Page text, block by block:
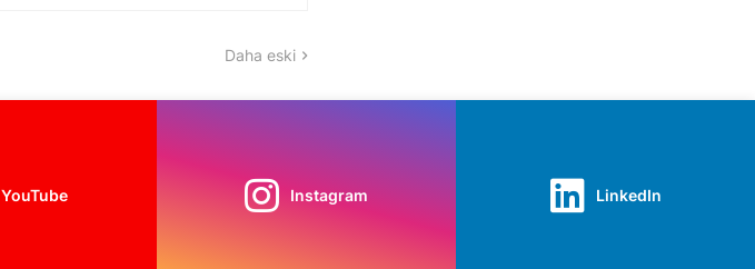
Daha eski
YouTube Instagram LinkedIn